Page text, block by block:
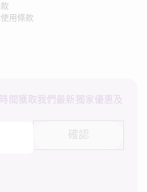
用條款
間獲取我們最新獨家優惠及
確認